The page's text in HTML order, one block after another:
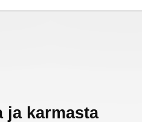
ja karmasta